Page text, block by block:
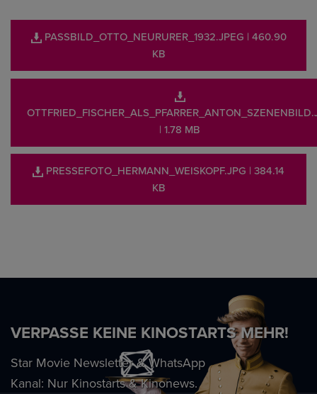
PASSBILD_OTTO_NEURURER_1932.JPEG | 460.90
KB
| 1.78 MB
PRESSEFOTO_HERMANN_WEISKOPF.JPG | 384.14
KB
VERPASSE KEINE KINOSTARTS MEHR!
Star Movie Newsletter & WhatsApp
Kanal: Nur Kinostarts & Kinonews.